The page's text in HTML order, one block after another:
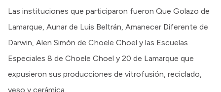
Las instituciones que participaron fueron Que Golazo de
Lamarque, Aunar de Luis Beltrán, Amanecer Diferente de
Darwin, Alen Simón de Choele Choel y las Escuelas
Especiales 8 de Choele Choel y 20 de Lamarque que
expusieron sus producciones de vitrofusión, reciclado,
yeso y cerámica.